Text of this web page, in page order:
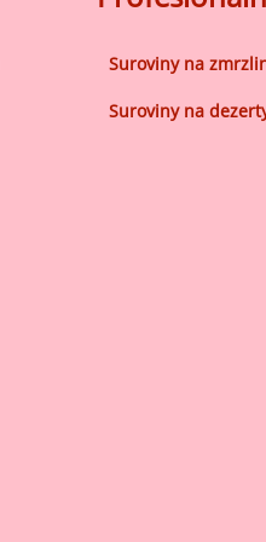
Suroviny na
Suroviny na